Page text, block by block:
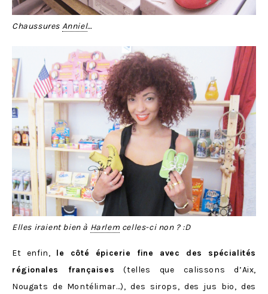
Chaussures Anniel…
Elles iraient bien à Harlem celles-ci non ? :D
Et enfin, le côté épicerie fine avec des spécialités
régionales françaises (telles que calissons d’Aix,
Nougats de Montélimar…), des sirops, des jus bio, des